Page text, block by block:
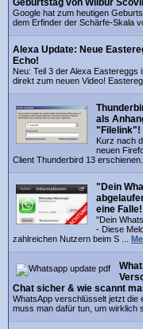
Geburtstag von Wilbur
Google hat zum heutigen
dem Erfinder der Schärfe-Skala
Alexa Update: Neue
Echo!
Neu: Teil 3 der Alexa Eastereggs
direkt zum neuen Video!
als
"Filelink"!
Kurz nach
neuen
Client Thunderbird 13 erschienen.
"Dein
eine Falle!
"Dein
- Diese
zahlreichen Nutzern beim S ...
Chat sicher & wie scannt
WhatsApp verschlüsselt jetzt die
muss man dafür tun, um wirklich